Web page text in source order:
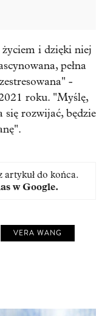
życiem i dzięki niej
pełna
-
roku. "Myślę,
się rozwijać, będzie
artykuł do końca.
w Google.
VERA WANG